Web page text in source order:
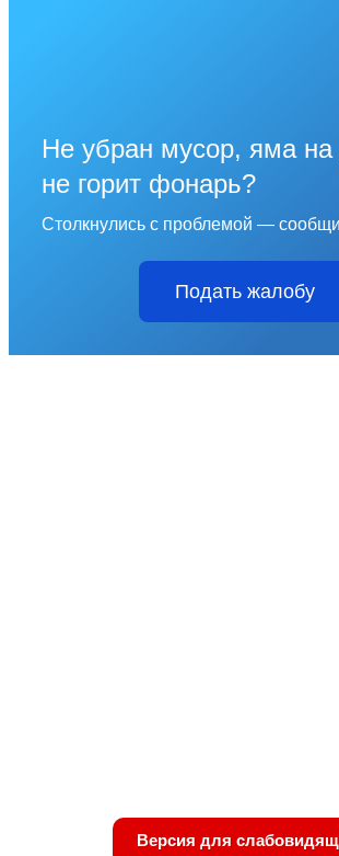
Не убран мусор, яма на
не горит фонарь?
Столкнулись с проблемой —
Подать жалобу
Версия для